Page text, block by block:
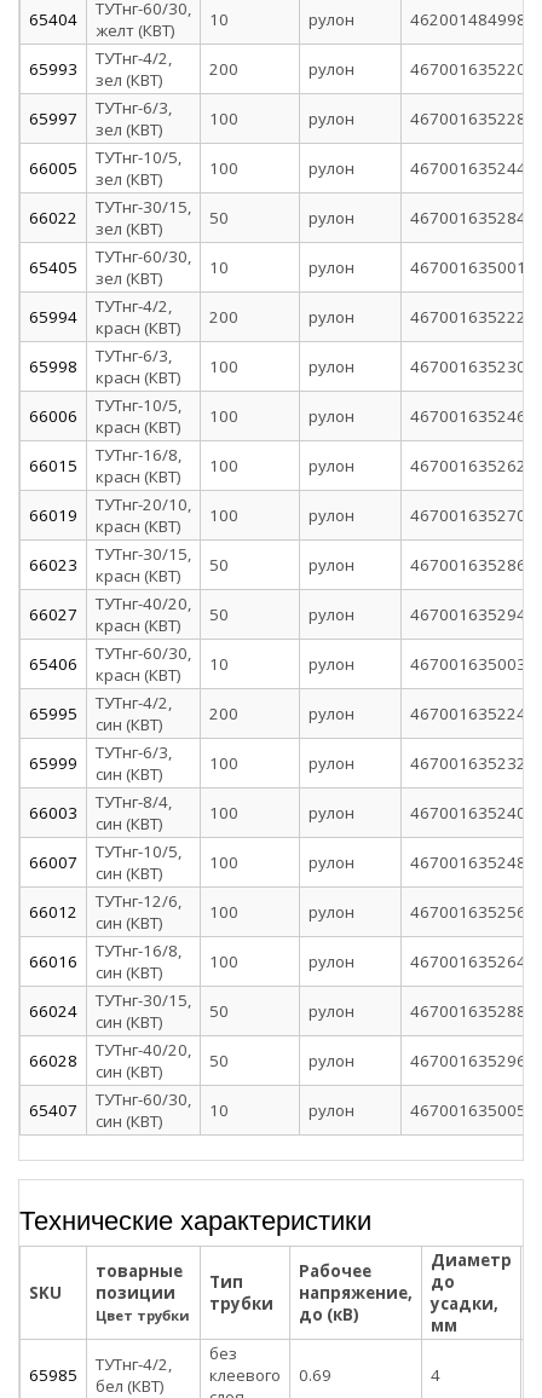
65404
ТУТнг-60/30,
желт (КВТ)
10 рулон 4620014849981
65993
ТУТнг-4/2,
зел (КВТ)
200 рулон 4670016352200
65997
ТУТнг-6/3,
зел (КВТ)
100 рулон 4670016352286
66005
ТУТнг-10/5,
зел (КВТ)
100 рулон 4670016352446
66022
ТУТнг-30/15,
зел (КВТ)
50 рулон 4670016352842
65405
ТУТнг-60/30,
зел (КВТ)
10 рулон 4670016350015
65994
ТУТнг-4/2,
красн (КВТ)
200 рулон 4670016352224
65998
ТУТнг-6/3,
красн (КВТ)
100 рулон 4670016352309
66006
ТУТнг-10/5,
красн (КВТ)
100 рулон 4670016352460
66015
ТУТнг-16/8,
красн (КВТ)
100 рулон 4670016352620
66019
ТУТнг-20/10,
красн (КВТ)
100 рулон 4670016352705
66023
ТУТнг-30/15,
красн (КВТ)
50 рулон 4670016352866
66027
ТУТнг-40/20,
красн (КВТ)
50 рулон 4670016352941
65406
ТУТнг-60/30,
красн (КВТ)
10 рулон 4670016350039
65995
ТУТнг-4/2,
син (КВТ)
200 рулон 4670016352248
65999
ТУТнг-6/3,
син (КВТ)
100 рулон 4670016352323
66003
ТУТнг-8/4,
син (КВТ)
100 рулон 4670016352408
66007
ТУТнг-10/5,
син (КВТ)
100 рулон 4670016352484
66012
ТУТнг-12/6,
син (КВТ)
100 рулон 4670016352569
66016
ТУТнг-16/8,
син (КВТ)
100 рулон 4670016352644
66024
ТУТнг-30/15,
син (КВТ)
50 рулон 4670016352880
66028
ТУТнг-40/20,
син (КВТ)
50 рулон 4670016352965
65407
ТУТнг-60/30,
син (КВТ)
10 рулон 4670016350053
Технические характеристики
SKU
товарные
позиции
Цвет трубки
Тип
трубки
Рабочее
напряжение,
до (кВ)
Диаметр
до
усадки,
мм
65985
ТУТнг-4/2,
бел (КВТ)
без
клеевого
0.69 4